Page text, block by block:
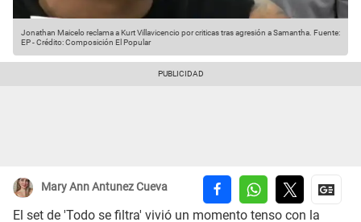
Jonathan Maicelo reclama a Kurt Villavicencio por criticas tras agresión a Samantha. Fuente:
EP-Crédito: Composición El Popular
Mary Ann Antunez Cueva
El set de 'Todo se filtra' vivió un momento tenso con la